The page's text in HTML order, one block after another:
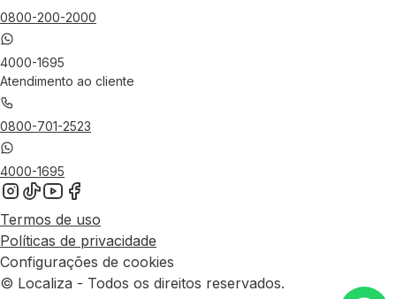
0800-200-2000
4000-1695
Atendimento ao cliente
0800-701-2523
4000-1695
Termos de uso
Políticas de privacidade
Configurações de cookies
© Localiza - Todos os direitos reservados.